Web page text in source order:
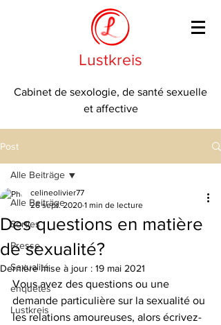
Lustkreis
Cabinet de sexologie, de santé sexuelle
et affective
Post
Alle Beiträge
Sorties
Presse
Sexualité
enquêtes
Lustkreis
Alle Beiträge
Des questions en matière
de sexualité?
celineolivier77
26 sept. 2020 1 min de lecture
Dernière mise à jour : 19 mai 2021
Vous avez des questions ou une
demande particulière sur la sexualité ou
les relations amoureuses, alors écrivez-